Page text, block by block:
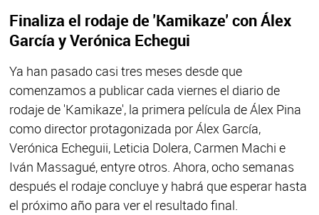
Finaliza el rodaje de 'Kamikaze' con Álex
García y Verónica Echegui
Ya han pasado casi tres meses desde que
comenzamos a publicar cada viernes el diario de
rodaje de 'Kamikaze', la primera película de Álex Pina
como director protagonizada por Álex García,
Verónica Echeguii, Leticia Dolera, Carmen Machi e
Iván Massagué, entyre otros. Ahora, ocho semanas
después el rodaje concluye y habrá que esperar hasta
el próximo año para ver el resultado final.